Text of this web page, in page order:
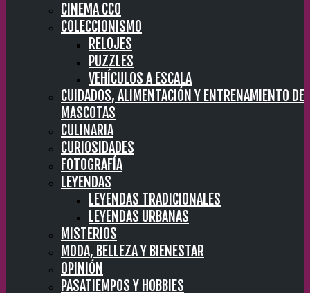
CINEMA CC0
COLECCIONISMO
RELOJES
PUZZLES
VEHÍCULOS A ESCALA
CUIDADOS, ALIMENTACIÓN Y ENTRENAMIENTO DE
MASCOTAS
CULINARIA
CURIOSIDADES
FOTOGRAFÍA
LEYENDAS
LEYENDAS TRADICIONALES
LEYENDAS URBANAS
MISTERIOS
MODA, BELLEZA Y BIENESTAR
OPINIÓN
PASATIEMPOS Y HOBBIES